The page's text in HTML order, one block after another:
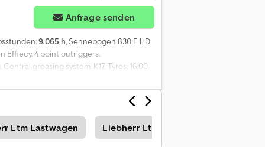
Anfrage senden
9.065 h, Sennebogen 830 E HD.
Effiecy. 4 point outriggers.
greasing system. K17. Tyres: 16.00-
General Terms and Conditions of
entered into by Heinhuis and
of the General Terms and
Terms and Conditions. Our prices
CE-Kennzeichnung: ja Referenznummer:
Ltm Lastwagen Liebherr Ltm Baumaschinen